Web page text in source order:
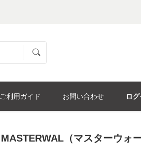
ご利用ガイド お問い合わせ ロ
MASTERWAL（マスターウォ